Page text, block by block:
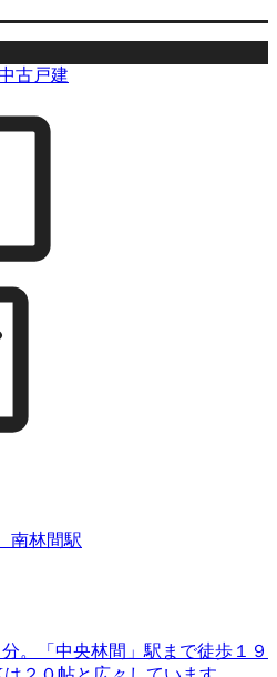
古戸建
南林間駅
。「中央林間」駅まで徒歩１９